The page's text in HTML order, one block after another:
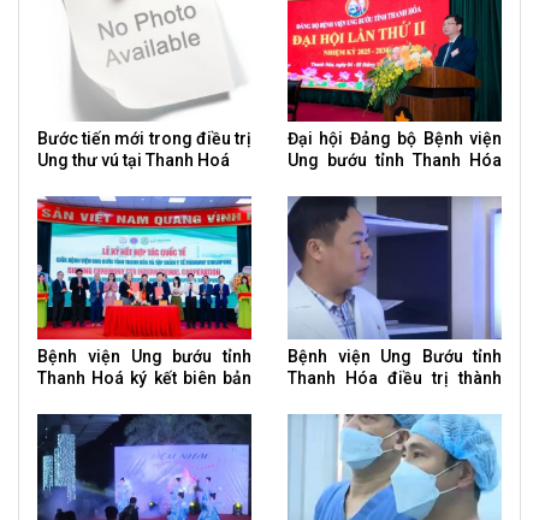
Bước tiến mới trong điều trị
Ung thư vú tại Thanh Hoá
Đại hội Đảng bộ Bệnh viện
Ung bướu tỉnh Thanh Hóa
Bệnh viện Ung bướu tỉnh
Thanh Hoá ký kết biên bản
hội thảo khoa học
Bệnh viện Ung Bướu tỉnh
Thanh Hóa điều trị thành